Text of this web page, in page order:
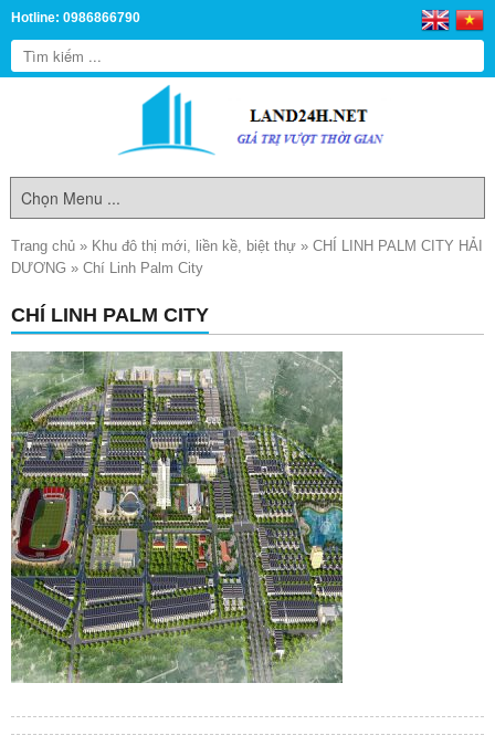
Hotline: 0986866790
Trang chủ » Khu đô thị mới, liền kề, biệt thự » CHÍ LINH PALM CITY HẢI
DƯƠNG » Chí Linh Palm City
CHÍ LINH PALM CITY